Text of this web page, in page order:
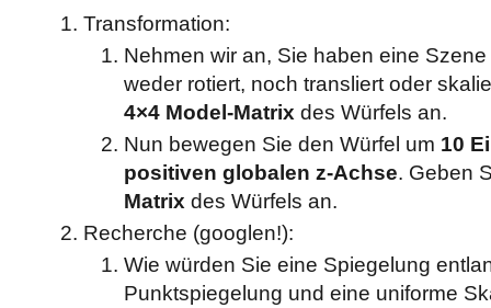
Transformation:
Nehmen wir an, Sie haben eine
weder rotiert, noch transliert oder
4×4 Model-Matrix des Würfels an.
Nun bewegen Sie den Würfel um 10
positiven globalen z-Achse. Geben
Matrix des Würfels an.
Recherche (googlen!):
Wie würden Sie eine Spiegelung
Punktspiegelung und eine uniforme